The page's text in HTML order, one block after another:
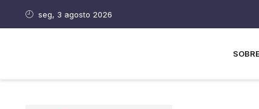
seg, 3 agosto 2026